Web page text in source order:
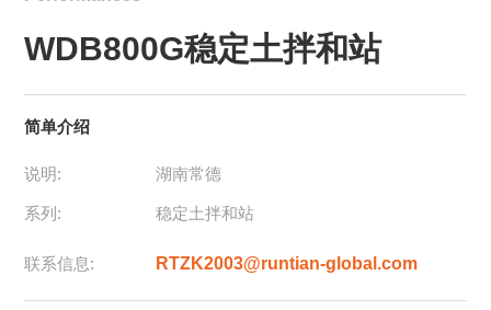
WDB800G稳定土拌和站
简单介绍
说明: 湖南常德
系列: 稳定土拌和站
联系信息: RTZK2003@runtian-global.com